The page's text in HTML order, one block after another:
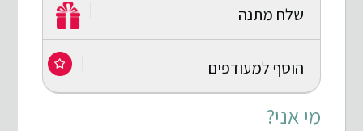
שלח מתנה
הוסף למעודפים
מי אני?